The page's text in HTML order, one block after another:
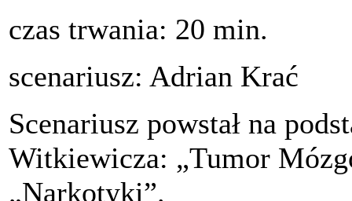
czas trwania: 20 min.
scenariusz: Adrian Krać
Scenariusz powstał na
Witkiewicza: „Tumor
„Narkotyki”.